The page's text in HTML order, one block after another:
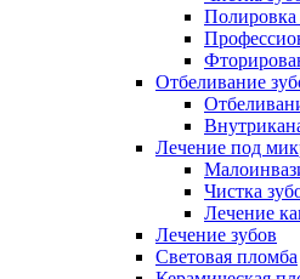
Отбеливание
Лечение под
Чистка
Лечение
Лечение зубов
Световая пломба